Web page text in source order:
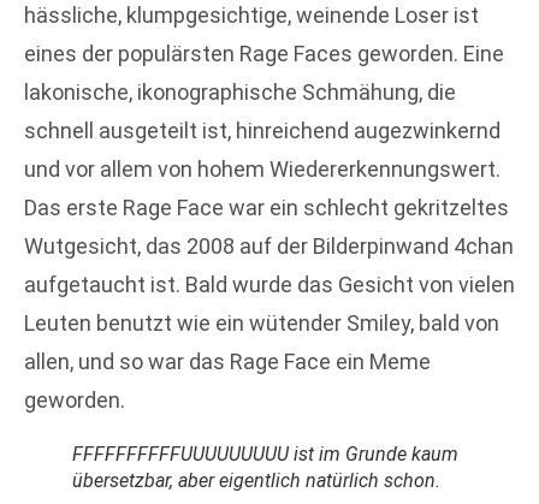
hässliche, klumpgesichtige, weinende Loser ist
eines der populärsten Rage Faces geworden. Eine
lakonische, ikonographische Schmähung, die
schnell ausgeteilt ist, hinreichend augezwinkernd
und vor allem von hohem Wiedererkennungswert.
Das erste Rage Face war ein schlecht gekritzeltes
Wutgesicht, das 2008 auf der Bilderpinwand 4chan
aufgetaucht ist. Bald wurde das Gesicht von vielen
Leuten benutzt wie ein wütender Smiley, bald von
allen, und so war das Rage Face ein Meme
geworden.
FFFFFFFFFFUUUUUUUUU ist im Grunde kaum
übersetzbar, aber eigentlich natürlich schon.